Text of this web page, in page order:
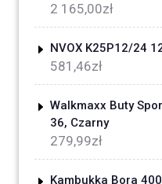
2 165,00zł
NVOX K25P12/24
581,46zł
Walkmaxx Buty
36, Czarny
279,99zł
Kambukka Bora